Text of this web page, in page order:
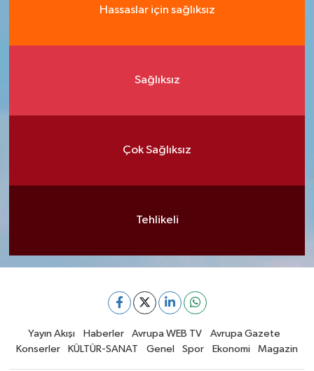
Hassaslar için sağlıksız
Sağlıksız
Çok Sağlıksız
Tehlikeli
Yayın Akışı Haberler Avrupa WEB TV
Avrupa Gazete
Konserler
KÜLTÜR-SANAT Genel Spor Ekonomi Magazin